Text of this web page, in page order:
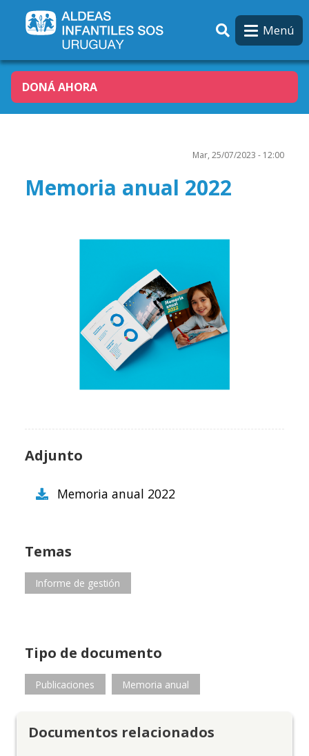
Menú
DONÁ AHORA
Mar, 25/07/2023 - 12:00
Memoria anual 2022
Adjunto
Memoria anual 2022
Temas
Informe de gestión
Tipo de documento
Publicaciones Memoria anual
Documentos relacionados